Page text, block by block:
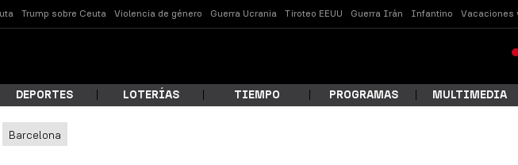
Trump sobre Ceuta Violencia de género Guerra Ucrania Tiroteo EEUU Guerra Irán Infantino Vacaciones
DEPORTES LOTERÍAS TIEMPO PROGRAMAS MULTIMEDIA
Barcelona